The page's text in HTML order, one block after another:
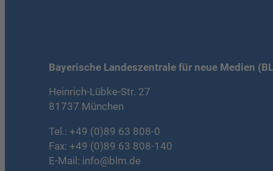
Bayerische Landeszentrale für neue Medien
Heinrich-Lübke-Str. 27
81737 München
Tel.: +49 (0)89 63 808-0
Fax: +49 (0)89 63 808-140
E-Mail: info@blm.de